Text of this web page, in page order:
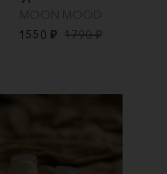
MOON MOOD
1550 ₽ 1790 ₽